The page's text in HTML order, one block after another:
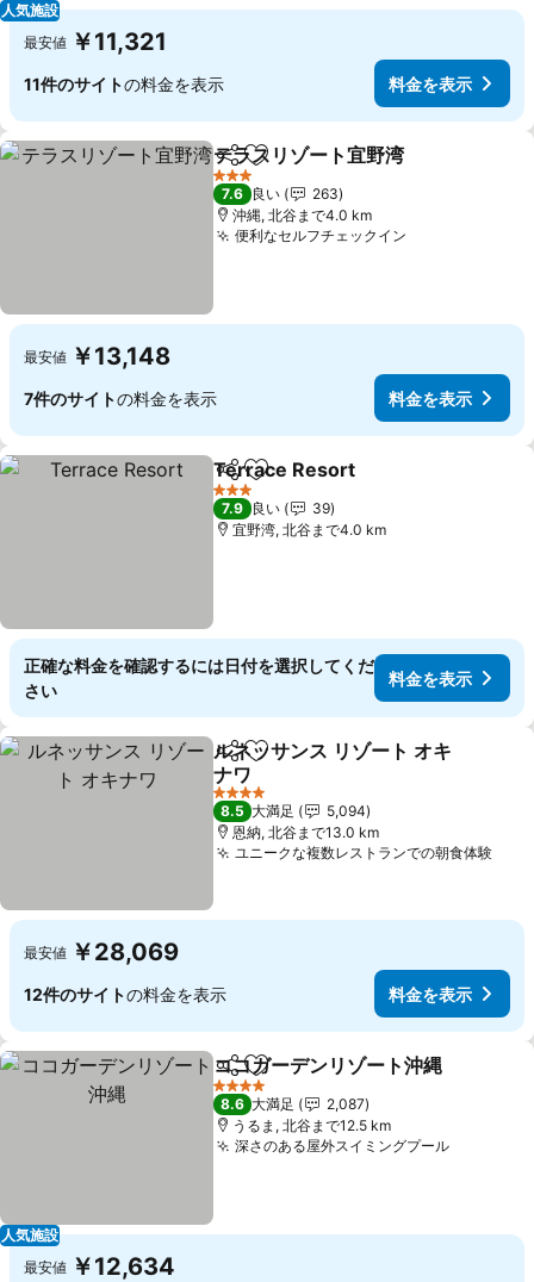
人気施設
最安値 ￥11,321
11件のサイトの料金を表示 料金を表示
シェアお気に入りに追加
テラスリゾート宜野湾
3 ホテルのランク
7.6 良い
263
沖縄, 北谷まで4.0 km
便利なセルフチェックイン
最安値 ￥13,148
7件のサイトの料金を表示 料金を表示
シェアお気に入りに追加
Terrace Resort
3 ホテルのランク
7.9 良い
39
宜野湾, 北谷まで4.0 km
正確な料金を確認するには日付を選択してくだ
さい
料金を表示
シェアお気に入りに追加
ルネッサンス リゾート オキ
ナワ
料金を表示
4 ホテルのランク
8.5 大満足
5,094
恩納, 北谷まで13.0 km
ユニークな複数レストランでの朝食体験料金
最安値 ￥28,069
12件のサイトの料金を表示 料金を表示
人気施設
シェアお気に入りに追加
ココガーデンリゾート沖縄
4 ホテルのランク
8.6 大満足
2,087
うるま, 北谷まで12.5 km
深さのある屋外スイミングプール料金を表
最安値 ￥12,634